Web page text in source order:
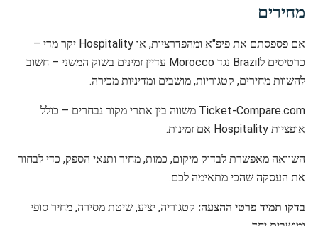
מחירים
אם פספסתם את פיפ"א ומהפדרציות, או Hospitality יקר מדי –
כרטיסים לBrazil נגד Morocco עדיין זמינים בשוק המשני – חשוב
להשוות מחירים, קטגוריות, מושבים ומדיניות מכירה.
Ticket-Compare.com משווה בין אתרי מקור נבחרים – כולל
אופציות Hospitality אם זמינות.
השוואה מאפשרת לבדוק מיקום, כמות, מחיר ותנאי הספק, כדי לבחור
את העסקה שהכי מתאימה לכם.
בדקו תמיד פרטי ההצעה: קטגוריה, יציע, שיטת מסירה, מחיר סופי